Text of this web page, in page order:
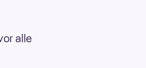
alle